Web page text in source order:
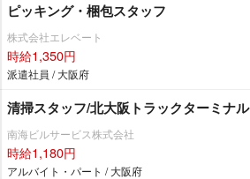
ピッキング・梱包スタッフ
株式会社エレベート
時給1,350円
派遣社員 / 大阪府
清掃スタッフ/北大阪トラックターミナル
南海ビルサービス株式会社
時給1,180円
アルバイト・パート / 大阪府